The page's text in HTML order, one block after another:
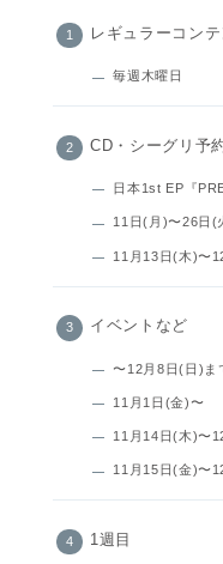
レギュラーコンテ
毎週木曜日
CD・シーグリ予
日本1st EP『
11日(月)〜26日(
11月13日(木)〜
イベントなど
〜12月8日(日)ま
11月1日(金)〜
11月14日(木)〜
11月15日(金)〜
1週目